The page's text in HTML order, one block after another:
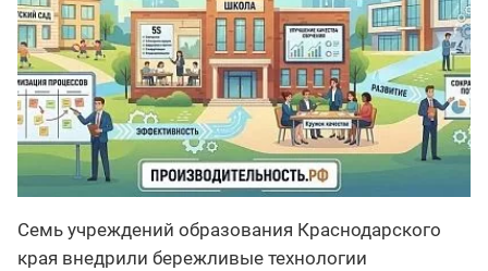
Семь учреждений образования Краснодарского
края внедрили бережливые технологии